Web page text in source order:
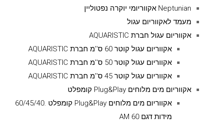
Neptunian אקווריומי יוקרה נפטוליין
מעמד לאקווריום עגול
אקווריום עגול חברת AQUARISTIC
אקווריום עגול קוטר 60 ס''מ חברת AQUARISTIC
אקווריום עגול קוטר 50 ס''מ חברת AQUARISTIC
אקווריום עגול קוטר 45 ס''מ חברת AQUARISTIC
אקווריום מים מלוחים Plug&Play קומפלט
אקווריום מים מלוחים Plug&Play קומפלט .60/45/40
מידות דגם AM 60